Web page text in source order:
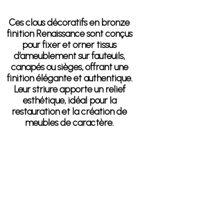
Ces clous décoratifs en bronze
finition Renaissance sont conçus
pour fixer et orner tissus
d’ameublement sur fauteuils,
canapés ou sièges, offrant une
finition élégante et authentique.
Leur striure apporte un relief
esthétique, idéal pour la
restauration et la création de
meubles de caractère.